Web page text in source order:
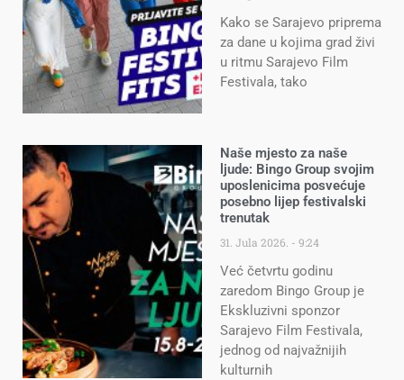
Kako se Sarajevo priprema
za dane u kojima grad živi
u ritmu Sarajevo Film
Festivala, tako
Naše mjesto za naše
ljude: Bingo Group svojim
uposlenicima posvećuje
posebno lijep festivalski
trenutak
31. Jula 2026. 9:24
Već četvrtu godinu
zaredom Bingo Group je
Ekskluzivni sponzor
Sarajevo Film Festivala,
jednog od najvažnijih
kulturnih